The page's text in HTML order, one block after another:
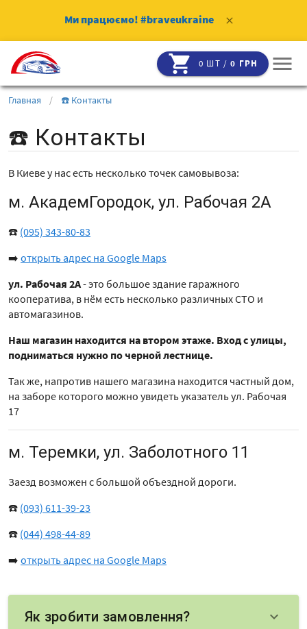
Ми працюємо! #braveukraine clear
shopping_cart 0 ШТ /0 ГРН menu
Главная / ☎️ Контакты
☎️ Контакты
В Киеве у нас есть несколько точек самовывоза:
м. АкадемГородок, ул. Рабочая 2А
☎️ (095) 343-80-83
➡️ открыть адрес на Google Maps
ул. Рабочая 2А- это большое здание гаражного
кооператива, в нём есть несколько различных СТО и
автомагазинов.
Наш магазин находится на втором этаже. Вход с улицы,
подниматься нужно по черной лестнице.
Так же, напротив нашего магазина находится частный дом,
на заборе которого можно увидеть указатель ул. Рабочая
17
м. Теремки, ул. Заболотного 11
Заезд возможен с большой объездной дороги.
☎️ (093) 611-39-23
☎️ (044) 498-44-89
➡️ открыть адрес на Google Maps
Як зробити замовлення? keyboard_arrow_down